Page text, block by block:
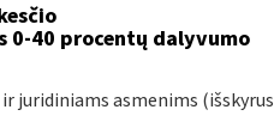
0-40 procentų dalyvumo
juridiniams asmenims (išskyrus